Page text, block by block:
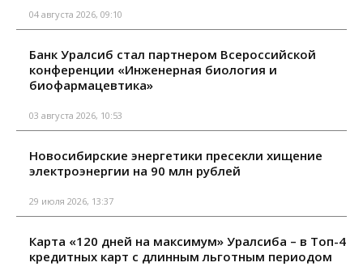
04 августа 2026, 09:10
Банк Уралсиб стал партнером Всероссийской
конференции «Инженерная биология и
биофармацевтика»
03 августа 2026, 10:53
Новосибирские энергетики пресекли хищение
электроэнергии на 90 млн рублей
29 июля 2026, 13:37
Карта «120 дней на максимум» Уралсиба – в Топ-4
кредитных карт с длинным льготным периодом